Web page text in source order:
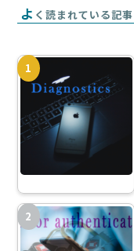
よ く読まれている記事